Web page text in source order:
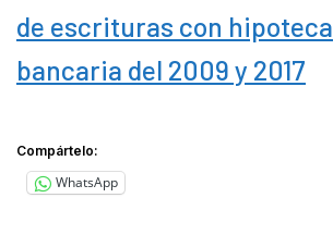
de escrituras con hipoteca
bancaria del 2009 y 2017
Compártelo:
WhatsApp